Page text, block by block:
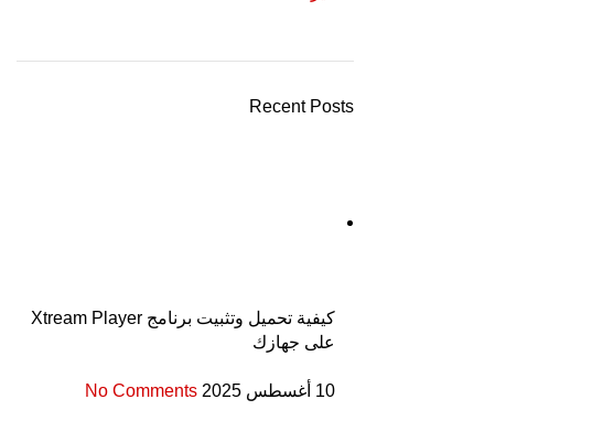
Recent Posts
كيفية تحميل وتثبيت برنامج Xtream Player
على جهازك
10 أغسطس 2025 No Comments